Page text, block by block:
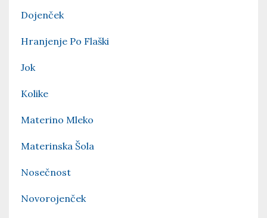
Dojenček
Hranjenje Po Flaški
Jok
Kolike
Materino Mleko
Materinska Šola
Nosečnost
Novorojenček